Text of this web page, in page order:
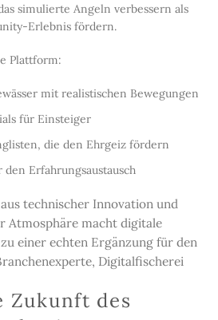
simulierte Angeln verbessern als
Erlebnis fördern.
Plattform:
mit realistischen Bewegungen
für Einsteiger
die den Ehrgeiz fördern
Erfahrungsaustausch
technischer Innovation und
Atmosphäre macht digitale
einer echten Ergänzung für den
Digitalfischerei
Zukunft des